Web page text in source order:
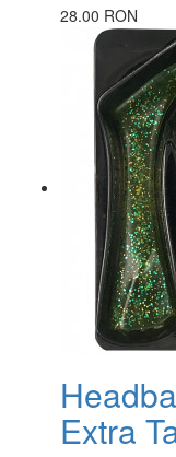
28.00 RON
Extra